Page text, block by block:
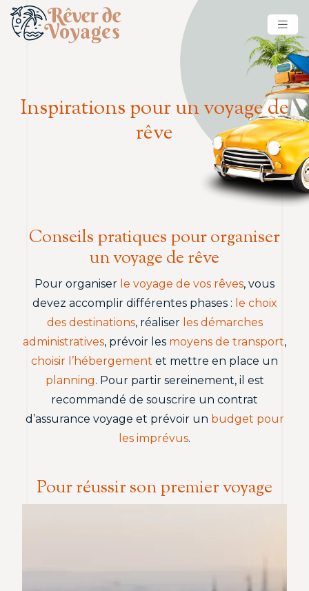
Inspirations pour un voyage de
rêve
Conseils pratiques pour organiser
un voyage de rêve
Pour organiser le voyage de vos rêves, vous
devez accomplir différentes phases : le choix
des destinations, réaliser les démarches
administratives, prévoir les moyens de transport,
choisir l’hébergement et mettre en place un
planning. Pour partir sereinement, il est
recommandé de souscrire un contrat
d’assurance voyage et prévoir un budget pour
les imprévus.
Pour réussir son premier voyage